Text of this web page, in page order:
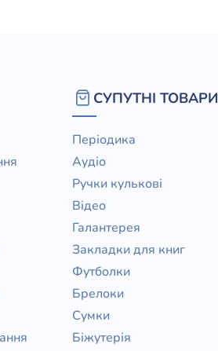
СУПУТНІ ТОВАРИ
Періодика
Аудіо
Ручки кулькові
Відео
Галантерея
Закладки для книг
Футболки
Брелоки
Сумки
Біжутерія